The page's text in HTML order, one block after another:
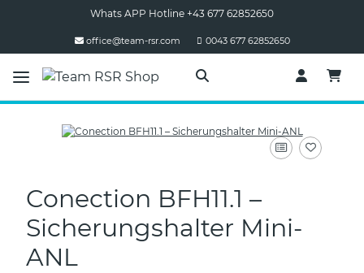
Whats APP Hotline +43 677 62852650
office@team-rsr.com 0043 677 62852650
Conection BFH11.1 –
Sicherungshalter Mini-
ANL